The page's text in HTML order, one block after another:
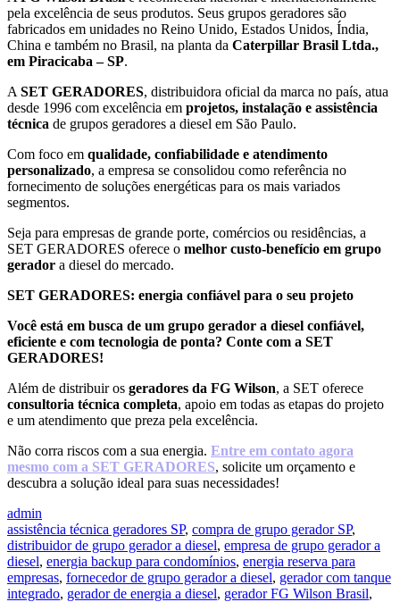
pela excelência de seus produtos. Seus grupos geradores são
fabricados em unidades no Reino Unido, Estados Unidos, Índia,
China e também no Brasil, na planta da Caterpillar Brasil Ltda.,
em Piracicaba – SP.
A SET GERADORES, distribuidora oficial da marca no país, atua
desde 1996 com excelência em projetos, instalação e assistência
técnica de grupos geradores a diesel em São Paulo.
Com foco em qualidade, confiabilidade e atendimento
personalizado, a empresa se consolidou como referência no
fornecimento de soluções energéticas para os mais variados
segmentos.
Seja para empresas de grande porte, comércios ou residências, a
SET GERADORES oferece o melhor custo-benefício em grupo
gerador a diesel do mercado.
SET GERADORES: energia confiável para o seu projeto
Você está em busca de um grupo gerador a diesel confiável,
eficiente e com tecnologia de ponta? Conte com a SET
GERADORES!
Além de distribuir os geradores da FG Wilson, a SET oferece
consultoria técnica completa, apoio em todas as etapas do projeto
e um atendimento que preza pela excelência.
Não corra riscos com a sua energia. Entre em contato agora
mesmo com a SET GERADORES, solicite um orçamento e
descubra a solução ideal para suas necessidades!
admin
assistência técnica geradores SP, compra de grupo gerador SP,
distribuidor de grupo gerador a diesel, empresa de grupo gerador a
diesel, energia backup para condomínios, energia reserva para
empresas, fornecedor de grupo gerador a diesel, gerador com tanque
integrado, gerador de energia a diesel, gerador FG Wilson Brasil,